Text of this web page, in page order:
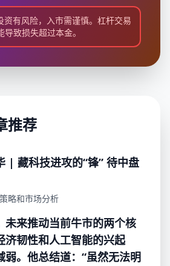
资有风险，入市需谨慎。杠杆交易
导致损失超过本金。
推荐
| 藏科技进攻的“锋” 待中盘
略和市场分析
未来推动当前牛市的两个核
韧性和人工智能的兴起
。他总结道：“虽然无法明